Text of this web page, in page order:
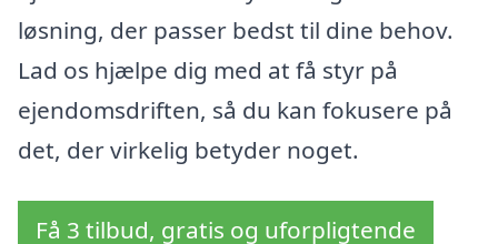
løsning, der passer bedst til dine behov.
Lad os hjælpe dig med at få styr på
ejendomsdriften, så du kan fokusere på
det, der virkelig betyder noget.
Få 3 tilbud, gratis og uforpligtende